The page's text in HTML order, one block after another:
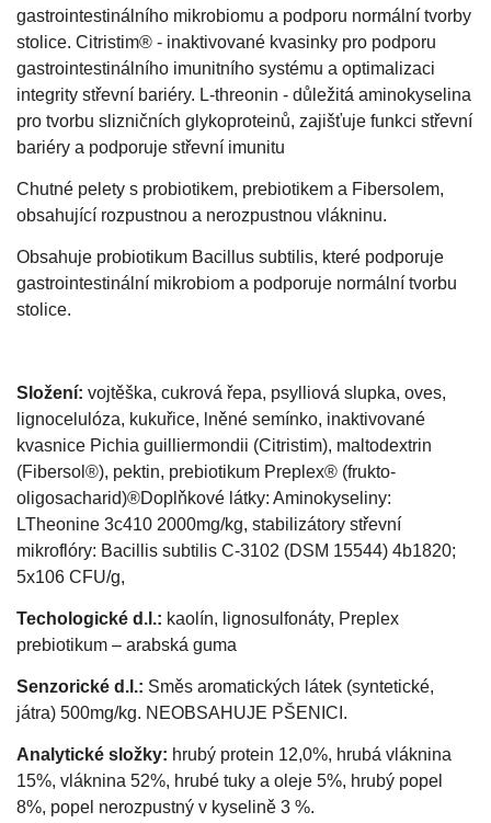
gastrointestinálního mikrobiomu a podporu normální tvorby
stolice. Citristim® - inaktivované kvasinky pro podporu
gastrointestinálního imunitního systému a optimalizaci
integrity střevní bariéry. L-threonin - důležitá aminokyselina
pro tvorbu slizničních glykoproteinů, zajišťuje funkci střevní
bariéry a podporuje střevní imunitu
Chutné pelety s probiotikem, prebiotikem a Fibersolem,
obsahující rozpustnou a nerozpustnou vlákninu.
Obsahuje probiotikum Bacillus subtilis, které podporuje
gastrointestinální mikrobiom a podporuje normální tvorbu
stolice.
Složení: vojtěška, cukrová řepa, psylliová slupka, oves,
lignocelulóza, kukuřice, lněné semínko, inaktivované
kvasnice Pichia guilliermondii (Citristim), maltodextrin
(Fibersol®), pektin, prebiotikum Preplex® (frukto-
oligosacharid)®Doplňkové látky: Aminokyseliny:
LTheonine 3c410 2000mg/kg, stabilizátory střevní
mikroflóry: Bacillis subtilis C-3102 (DSM 15544) 4b1820;
5x106 CFU/g,
Techologické d.l.: kaolín, lignosulfonáty, Preplex
prebiotikum – arabská guma
Senzorické d.l.: Směs aromatických látek (syntetické,
játra) 500mg/kg. NEOBSAHUJE PŠENICI.
Analytické složky: hrubý protein 12,0%, hrubá vláknina
15%, vláknina 52%, hrubé tuky a oleje 5%, hrubý popel
8%, popel nerozpustný v kyselině 3 %.